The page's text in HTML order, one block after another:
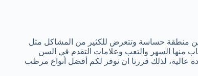
منطقة حساسة وتتعرض للكثير من المشاكل مثل
منها السهر والتعب وعلامات التقدم في السن
عالية، لذلك قررنا ان نوفر لكم أفضل أنواع مرطب